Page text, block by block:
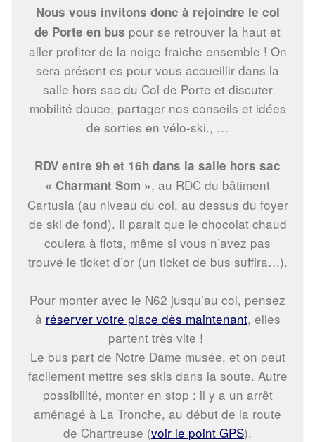
Nous vous invitons donc à rejoindre le col
de Porte en bus pour se retrouver la haut et
aller profiter de la neige fraiche ensemble ! On
sera présent·es pour vous accueillir dans la
salle hors sac du Col de Porte et discuter
mobilité douce, partager nos conseils et idées
de sorties en vélo-ski., …
RDV entre 9h et 16h dans la salle hors sac
« Charmant Som », au RDC du bâtiment
Cartusia (au niveau du col, au dessus du foyer
de ski de fond). Il parait que le chocolat chaud
coulera à flots, même si vous n’avez pas
trouvé le ticket d’or (un ticket de bus suffira…).
Pour monter avec le N62 jusqu’au col, pensez
à réserver votre place dès maintenant, elles
partent très vite !
Le bus part de Notre Dame musée, et on peut
facilement mettre ses skis dans la soute. Autre
possibilité, monter en stop : il y a un arrêt
aménagé à La Tronche, au début de la route
de Chartreuse (voir le point GPS).